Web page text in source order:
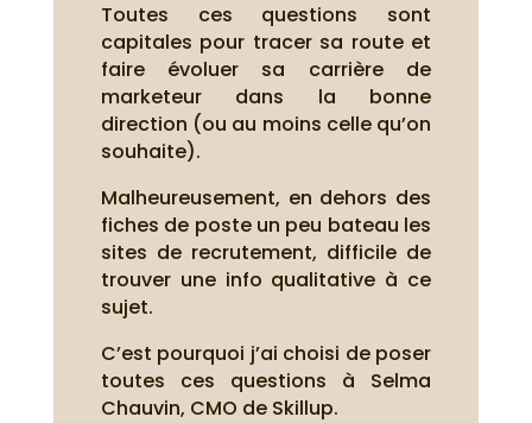
Toutes ces questions sont
capitales pour tracer sa route et
faire évoluer sa carrière de
marketeur dans la bonne
direction (ou au moins celle qu’on
souhaite).
Malheureusement, en dehors des
fiches de poste un peu bateau les
sites de recrutement, difficile de
trouver une info qualitative à ce
sujet.
C’est pourquoi j’ai choisi de poser
toutes ces questions à Selma
Chauvin, CMO de Skillup.